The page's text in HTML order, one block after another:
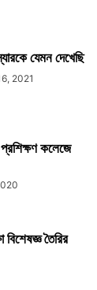
যেমন দেখেছি
2021
কলেজে
বিশেষজ্ঞ তৈরির